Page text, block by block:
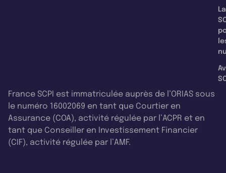
La
France SCPI est immatriculée auprès de l’ORIAS sous
le numéro 16002069 en tant que Courtier en
Assurance (COA), activité régulée par l’ACPR et en
tant que Conseiller en Investissement Financier
(CIF), activité régulée par l’AMF.